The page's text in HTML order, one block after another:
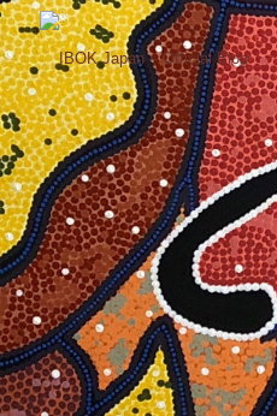
コ
ン
テ
ン
ツ
へ
ス
キ
ッ
プ